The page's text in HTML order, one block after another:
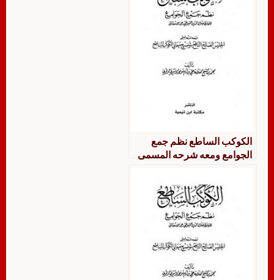
الكوكب الساطع نظم جمع
الجوامع ومعه شرحه المسمى
معاني الكوكب الساطع